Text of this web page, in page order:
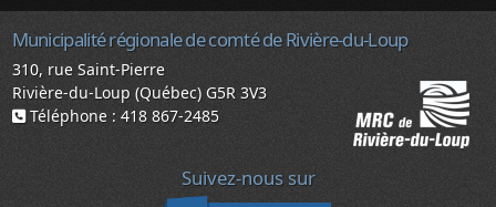
Municipalité régionale de comté de Rivière-du-Loup
310, rue Saint-Pierre
Rivière-du-Loup (Québec) G5R 3V3
Téléphone : 418 867-2485
Suivez-nous sur